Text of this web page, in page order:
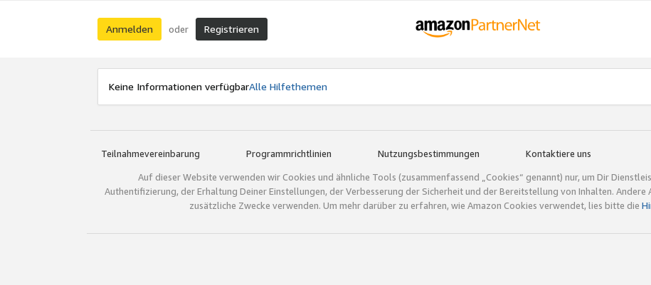
Anmelden oder Registrieren
Keine Informationen verfügbarAlle Hilfethemen
Teilnahmevereinbarung Programmrichtlinien Nutzungsbestimmungen Kontaktiere uns
Auf dieser Website verwenden wir Cookies und ähnliche Tools (zusammenfassend „Cookies“ genannt) nur, um Dir
Authentifizierung, der Erhaltung Deiner Einstellungen, der Verbesserung der Sicherheit und der Bereitstellung von Inhalten.
zusätzliche Zwecke verwenden. Um mehr darüber zu erfahren, wie Amazon Cookies verwendet, lies bitte die